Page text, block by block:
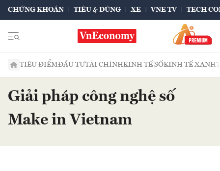
CHỨNG KHOÁN TIÊU & DÙNG XE VNE TV TECH
TIÊU ĐIỂMĐẦU TƯTÀI CHÍNHKINH TẾ SỐKINH TẾ XANH
Giải pháp công nghệ số
Make in Vietnam